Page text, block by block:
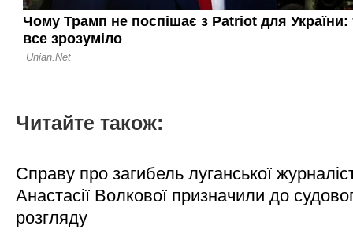
Читайте також:
Справу про загибель луганської
Анастасії Волкової призначили до
розгляду